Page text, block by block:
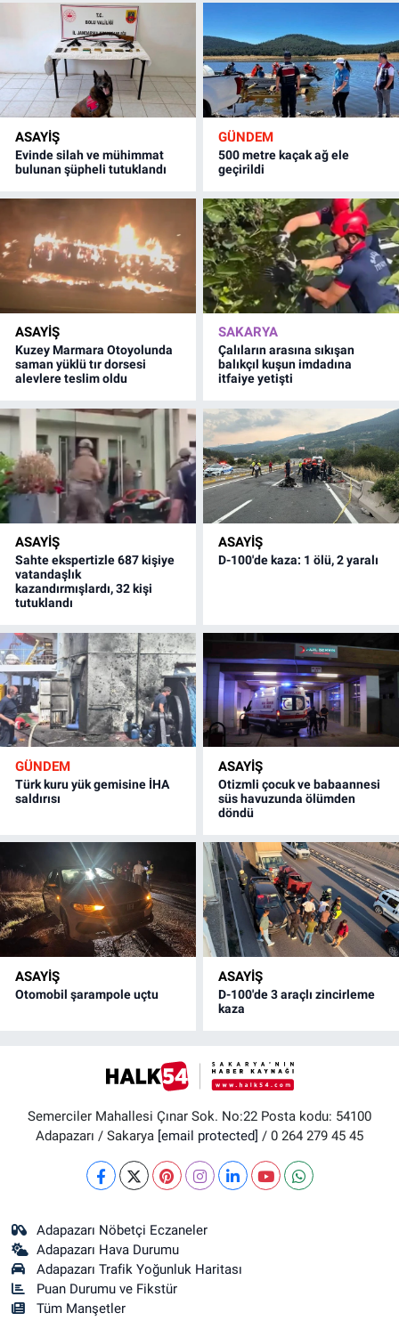
ASAYİŞ
Evinde silah ve mühimmat
bulunan şüpheli tutuklandı
GÜNDEM
500 metre kaçak ağ ele
geçirildi
ASAYİŞ
Kuzey Marmara Otoyolunda
saman yüklü tır dorsesi
alevlere teslim oldu
SAKARYA
Çalıların arasına sıkışan
balıkçıl kuşun imdadına
itfaiye yetişti
ASAYİŞ
Sahte ekspertizle 687 kişiye
vatandaşlık
kazandırmışlardı, 32 kişi
tutuklandı
ASAYİŞ
D-100'de kaza: 1 ölü, 2 yaralı
GÜNDEM
Türk kuru yük gemisine İHA
saldırısı
ASAYİŞ
Otizmli çocuk ve babaannesi
süs havuzunda ölümden
döndü
ASAYİŞ
Otomobil şarampole uçtu
ASAYİŞ
D-100'de 3 araçlı zincirleme
kaza
Semerciler Mahallesi Çınar Sok. No:22 Posta kodu: 54100
Adapazarı / Sakarya [email protected] / 0 264 279 45 45
Adapazarı Nöbetçi Eczaneler
Adapazarı Hava Durumu
Adapazarı Trafik Yoğunluk Haritası
Puan Durumu ve Fikstür
Tüm Manşetler